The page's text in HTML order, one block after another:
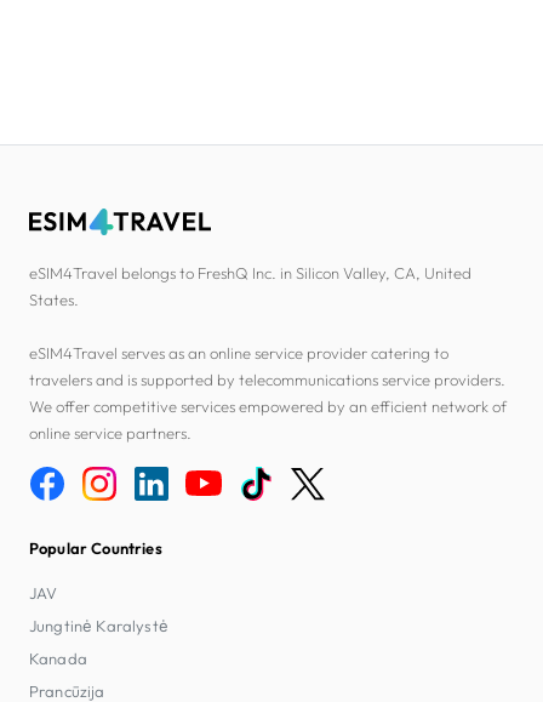
eSIM4Travel belongs to FreshQ Inc. in Silicon Valley, CA, United
States.
eSIM4Travel serves as an online service provider catering to
travelers and is supported by telecommunications service providers.
We offer competitive services empowered by an efficient network of
online service partners.
Popular Countries
JAV
Jungtinė Karalystė
Kanada
Prancūzija